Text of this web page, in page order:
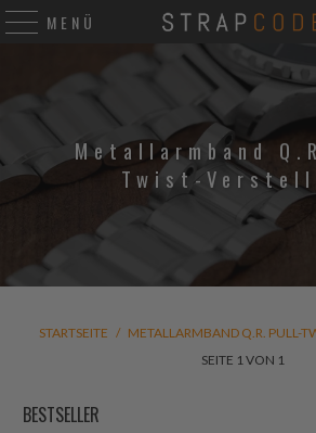
MENÜ
Metallarmband
Twist-
STARTSEITE / METALLARMBAND Q.R. PULL-
SEITE 1 VON 1